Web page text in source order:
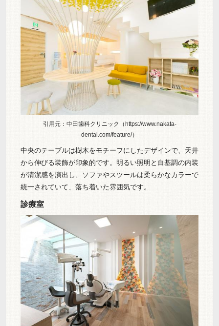
引用元：中田歯科クリニック（https://www.nakata-
dental.com/feature/）
中央のテーブルは樹木をモチーフにしたデザインで、天井
から伸びる装飾が印象的です。明るい照明と白基調の内装
が清潔感を演出し、ソファやスツールは柔らかなカラーで
統一されていて、落ち着いた雰囲気です。
診療室